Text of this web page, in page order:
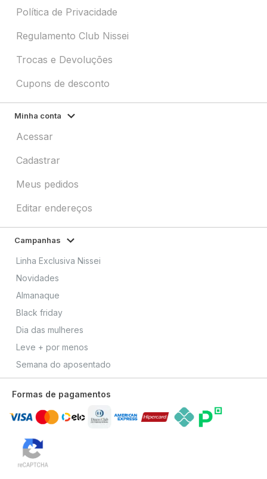
Política de Privacidade
Regulamento Club Nissei
Trocas e Devoluções
Cupons de desconto
Minha conta
Acessar
Cadastrar
Meus pedidos
Editar endereços
Campanhas
Linha Exclusiva Nissei
Novidades
Almanaque
Black friday
Dia das mulheres
Leve + por menos
Semana do aposentado
Formas de pagamentos